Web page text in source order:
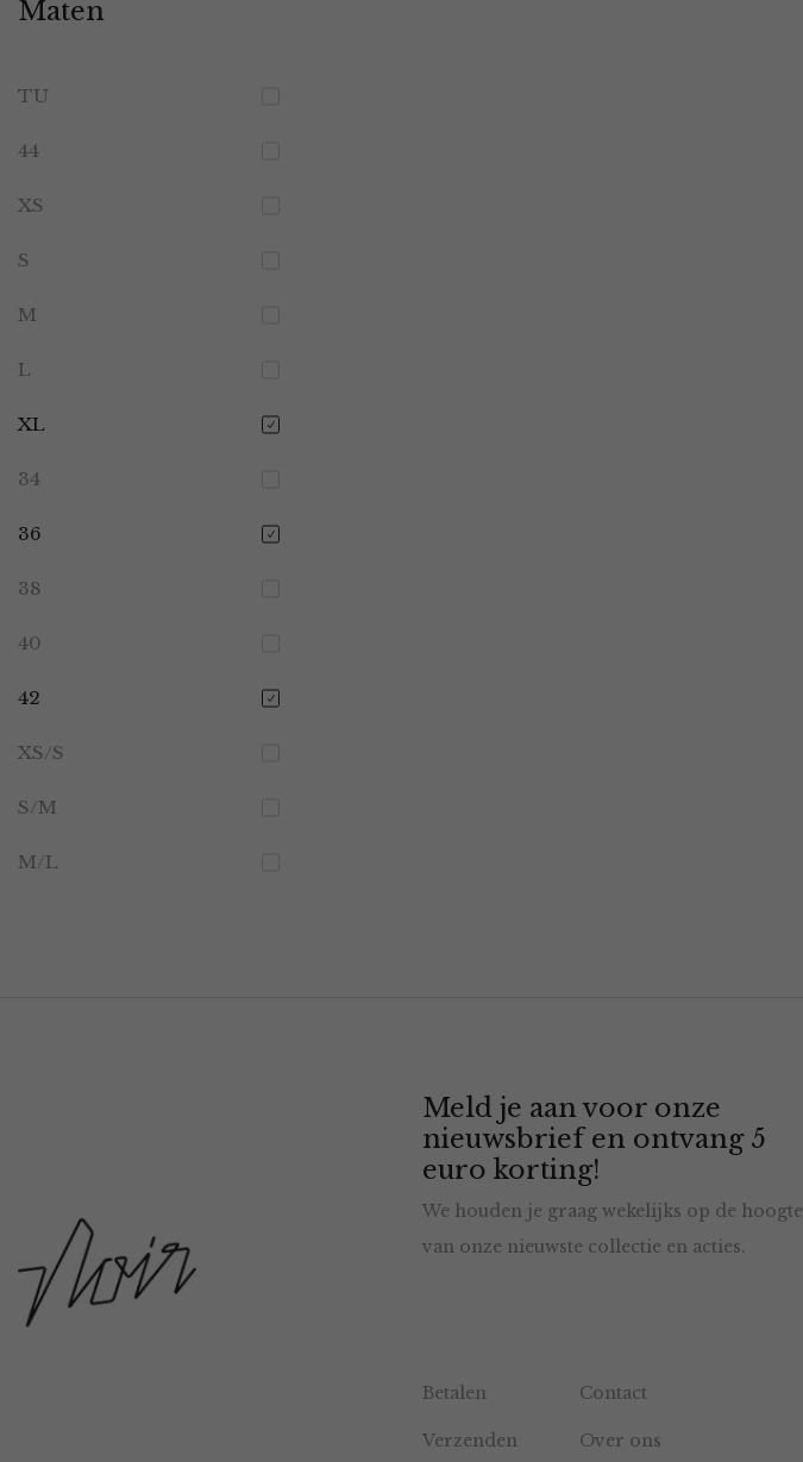
Maten
TU
44
XS
S
M
L
XL
34
36
38
40
42
XS/S
S/M
M/L
Meld je aan voor onze
nieuwsbrief en ontvang 5
euro korting!
We houden je graag wekelijks op de hoogte
van onze nieuwste collectie en acties.
Betalen Contact
Verzenden Over ons